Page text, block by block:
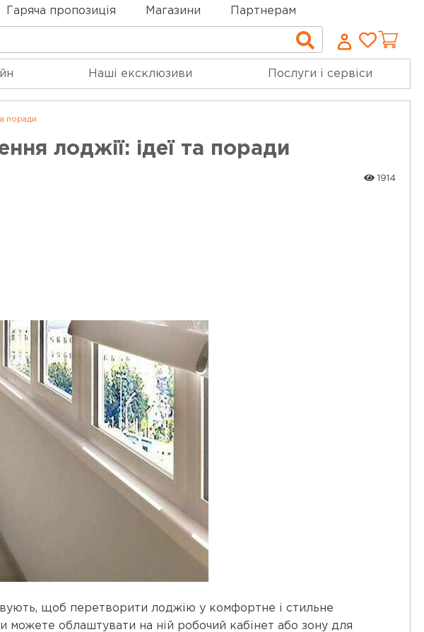
Гаряча пропозиція Магазини Партнерам
Пошук
Наші ексклюзиви Послуги і сервіси
поради
лоджії: ідеї та поради
1914
щоб перетворити лоджію у комфортне і стильне
облаштувати на ній робочий кабінет або зону для